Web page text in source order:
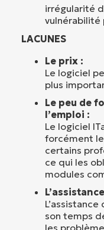
irrégularité
LACUNES
Le prix :
Le logiciel
plus
Le peu de
l’emploi :
Le logiciel
forcément
certains
ce qui les
modules
son temps
les